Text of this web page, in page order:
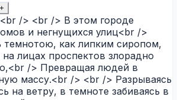
+
/> <br /> В этом городе
и негнущихся улиц<br />
темнотою, как липким сиропом,
лицах проспектов злорадно
/> Превращая людей в
массу.<br /> <br /> Разрываясь
на ветру, в темноте забиваясь в